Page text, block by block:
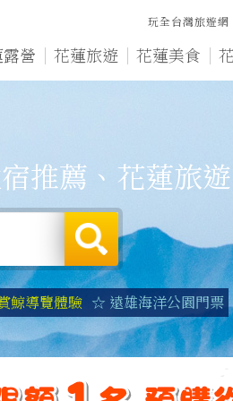
營 花蓮旅遊 花蓮美食
玩全台灣旅遊網
推薦、花蓮旅
鯨導覽體驗 ☆ 遠雄海洋公園門票